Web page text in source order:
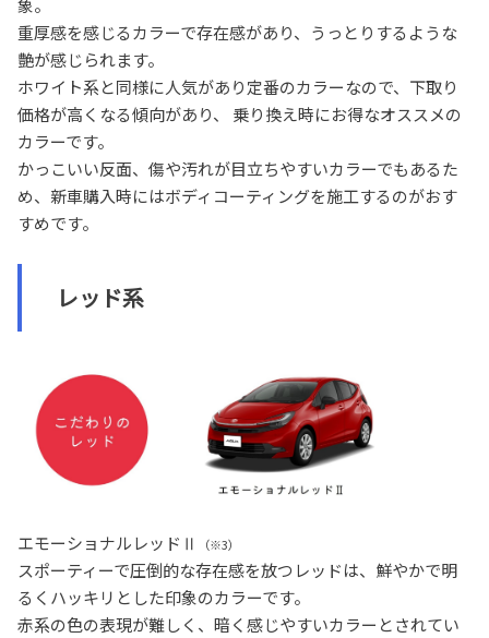
象。
重厚感を感じるカラーで存在感があり、うっとりするような
艶が感じられます。
ホワイト系と同様に人気があり定番のカラーなので、下取り
価格が高くなる傾向があり、 乗り換え時にお得なオススメの
カラーです。
かっこいい反面、傷や汚れが目立ちやすいカラーでもあるた
め、新車購入時にはボディコーティングを施工するのがおす
すめです。
レッド系
エモーショナルレッドⅡ （※3）
スポーティーで圧倒的な存在感を放つレッドは、鮮やかで明
るくハッキリとした印象のカラーです。
赤系の色の表現が難しく、暗く感じやすいカラーとされてい